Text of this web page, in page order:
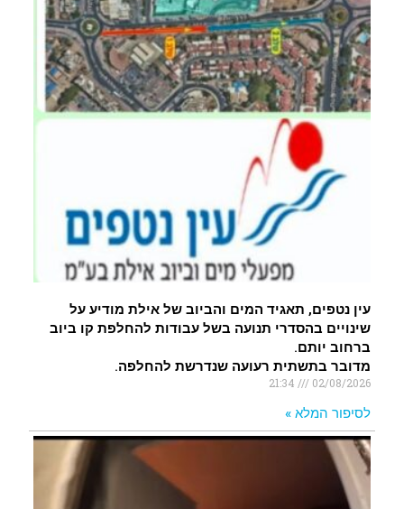
עין נטפים, תאגיד המים והביוב של אילת מודיע על
שינויים בהסדרי תנועה בשל עבודות להחלפת קו ביוב
ברחוב יותם.
מדובר בתשתית רעועה שנדרשת להחלפה.
02/08/2026
לסיפור המלא »